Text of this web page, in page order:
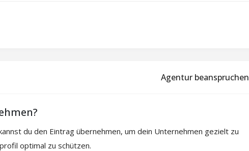
Agentur beanspruchen
du den Eintrag übernehmen, um dein Unternehmen gezielt zu
optimal zu schützen.